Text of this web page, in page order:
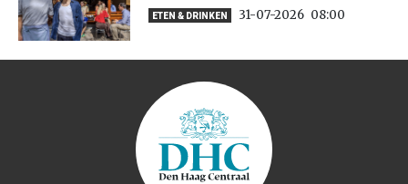
ETEN & DRINKEN 31-07-2026 08:00